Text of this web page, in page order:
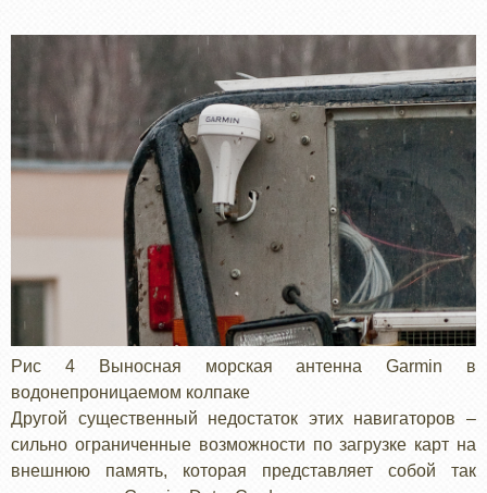
Рис 4 Выносная морская антенна Garmin в
водонепроницаемом колпаке
Другой существенный недостаток этих навигаторов –
сильно ограниченные возможности по загрузке карт на
внешнюю память, которая представляет собой так